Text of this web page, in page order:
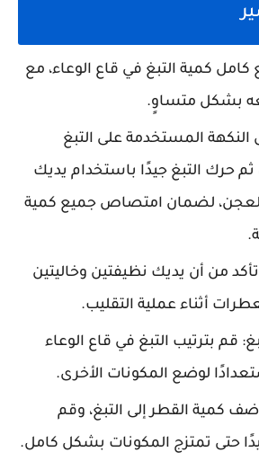
كمية التبغ في قاع الوعاء، مع
بشكل متساوٍ.
المستخدمة على التبغ
ثم حرك التبغ جيدًا باستخدام يديك
لضمان امتصاص جميع كمية
من أن يديك نظيفتين وخاليتين
أثناء عملية التقليب.
: قم بترتيب التبغ في قاع الوعاء
لوضع المكونات الأخرى.
كمية القطر إلى التبغ، وقم
حتى تمتزج المكونات بشكل كامل.